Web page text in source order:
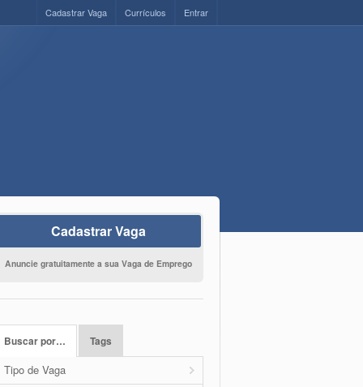
Entrar
Currículos
Cadastrar Vaga
Cadastrar Vaga
Anuncie gratuitamente a sua Vaga de Emprego
Buscar por… Tags
Tipo de Vaga